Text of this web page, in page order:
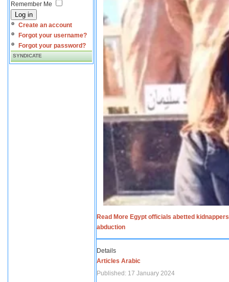
Remember Me
Log in
Create an account
Forgot your username?
Forgot your password?
SYNDICATE
Read More Egypt officials abetted
abduction
Details
Articles Arabic
Published: 17 January 2024